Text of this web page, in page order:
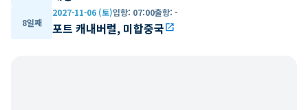
8일째
2027-11-06 (토)입항: 07:00출항: -
포트 캐내버럴, 미합중국open_in_new